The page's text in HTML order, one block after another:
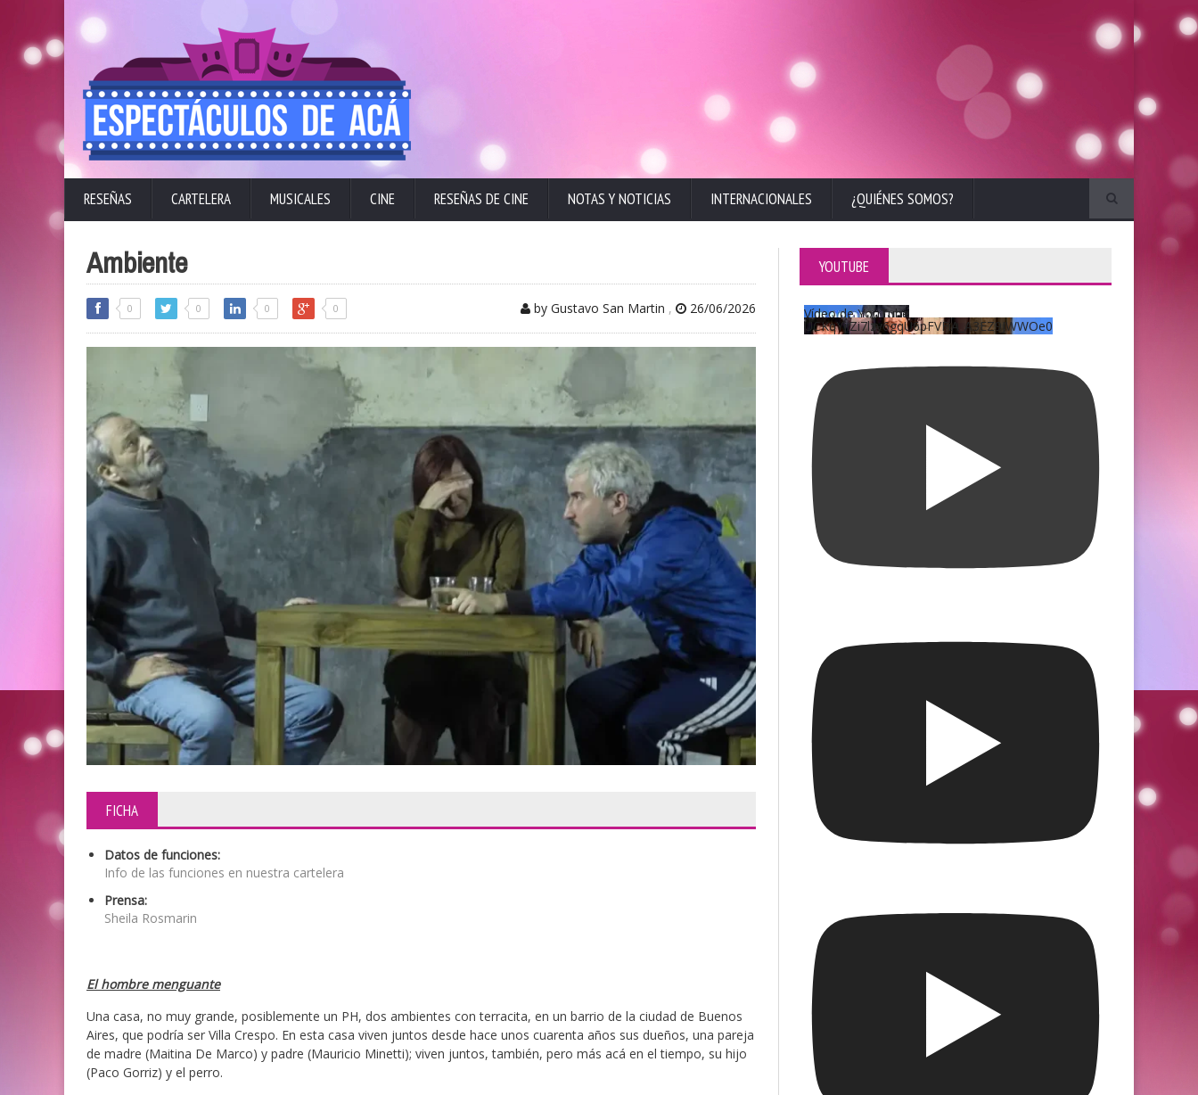
RESEÑAS CARTELERA MUSICALES CINE RESEÑAS DE CINE NOTAS Y NOTICIAS INTERNACIONALES ¿QUIÉNES SOMOS?
Ambiente
0 0 0 0 by Gustavo San Martin , 26/06/2026
FICHA
Datos de funciones:
Info de las funciones en nuestra cartelera
Prensa:
Sheila Rosmarin
El hombre menguante
Una casa, no muy grande, posiblemente un PH, dos ambientes con terracita, en un barrio de la ciudad de Buenos
Aires, que podría ser Villa Crespo. En esta casa viven juntos desde hace unos cuarenta años sus dueños, una pareja
de madre (Maitina De Marco) y padre (Mauricio Minetti); viven juntos, también, pero más acá en el tiempo, su hijo
(Paco Gorriz) y el perro.
YOUTUBE
Vídeo de YouTube
UCKqYjiZi7lzy6gqU6pFVFiA_A3EZ9JWWOe0